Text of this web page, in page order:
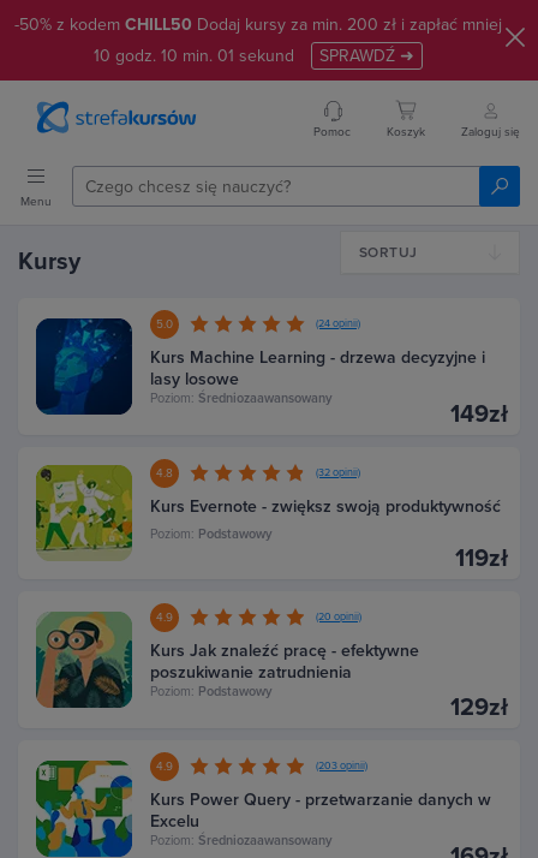
-50% z kodem CHILL50 Dodaj kursy za min. 200 zł i zapłać mniej
10 godz. 10 min. 01 sekund SPRAWDŹ ➜
Pomoc Koszyk Zaloguj się
Menu
Kursy SORTUJ
5.0 (24 opinii)
Kurs Machine Learning - drzewa decyzyjne i
lasy losowe
Poziom: Średniozaawansowany
149zł
4.8 (32 opinii)
Kurs Evernote - zwiększ swoją produktywność
Poziom: Podstawowy
119zł
4.9 (20 opinii)
Kurs Jak znaleźć pracę - efektywne
poszukiwanie zatrudnienia
Poziom: Podstawowy
129zł
4.9 (203 opinii)
Kurs Power Query - przetwarzanie danych w
Excelu
Poziom: Średniozaawansowany